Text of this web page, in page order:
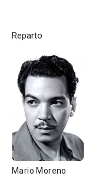
Reparto
Mario Moreno